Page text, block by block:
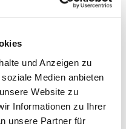
und Anzeigen zu
Medien anbieten
Website zu
Informationen zu Ihrer
unsere Partner für
Dez